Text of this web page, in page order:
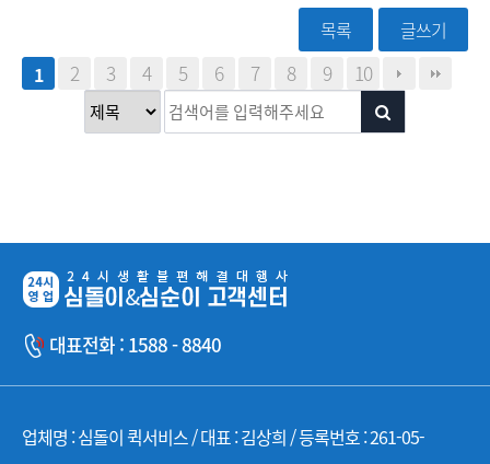
목록
글쓰기
1
2 3 4 5 6 7 8 9 10
대표전화 : 1588 - 8840
업체명 : 심돌이 퀵서비스 / 대표 : 김상희 / 등록번호 : 261-05-